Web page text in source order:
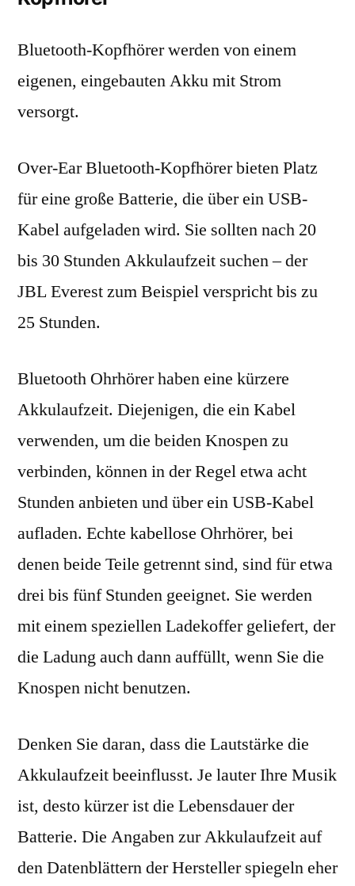
Bluetooth-Kopfhörer werden von einem
eigenen, eingebauten Akku mit Strom
versorgt.
Over-Ear Bluetooth-Kopfhörer bieten Platz
für eine große Batterie, die über ein USB-
Kabel aufgeladen wird. Sie sollten nach 20
bis 30 Stunden Akkulaufzeit suchen – der
JBL Everest zum Beispiel verspricht bis zu
25 Stunden.
Bluetooth Ohrhörer haben eine kürzere
Akkulaufzeit. Diejenigen, die ein Kabel
verwenden, um die beiden Knospen zu
verbinden, können in der Regel etwa acht
Stunden anbieten und über ein USB-Kabel
aufladen. Echte kabellose Ohrhörer, bei
denen beide Teile getrennt sind, sind für etwa
drei bis fünf Stunden geeignet. Sie werden
mit einem speziellen Ladekoffer geliefert, der
die Ladung auch dann auffüllt, wenn Sie die
Knospen nicht benutzen.
Denken Sie daran, dass die Lautstärke die
Akkulaufzeit beeinflusst. Je lauter Ihre Musik
ist, desto kürzer ist die Lebensdauer der
Batterie. Die Angaben zur Akkulaufzeit auf
den Datenblättern der Hersteller spiegeln eher